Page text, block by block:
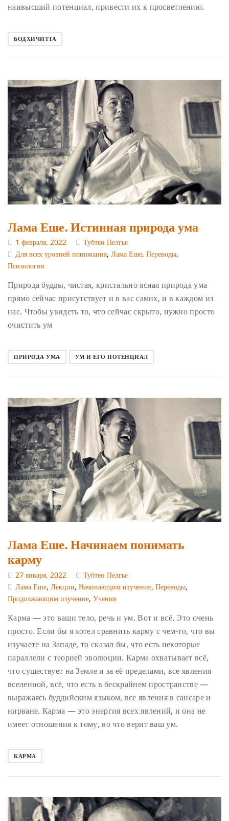
наивысший потенциал, привести их к просветлению.
БОДХИЧИТТА
Лама Еше. Истинная природа ума
1 февраля, 2022
Тубтен Пелгье
Для всех уровней понимания, Лама Еше, Переводы,
Психология
Природа будды, чистая, кристально ясная природа ума
прямо сейчас присутствует и в вас самих, и в каждом из
нас. Чтобы увидеть то, что сейчас скрыто, нужно просто
очистить ум
ПРИРОДА УМА УМ И ЕГО ПОТЕНЦИАЛ
Лама Еше. Начинаем понимать
карму
27 января, 2022
Тубтен Пелгье
Лама Еше, Лекции, Начинающим изучение, Переводы,
Продолжающим изучение, Учения
Карма — это ваши тело, речь и ум. Вот и всё. Это очень
просто. Если бы я хотел сравнить карму с чем-то, что вы
изучаете на Западе, то сказал бы, что есть некоторые
параллели с теорией эволюции. Карма охватывает всё,
что существует на Земле и за её пределами, все явления
вселенной, всё, что есть в бескрайнем пространстве —
выражаясь буддийским языком, все явления в сансаре и
нирване. Карма — это энергия всех явлений, и она не
имеет отношения к тому, во что верит ваш ум.
КАРМА